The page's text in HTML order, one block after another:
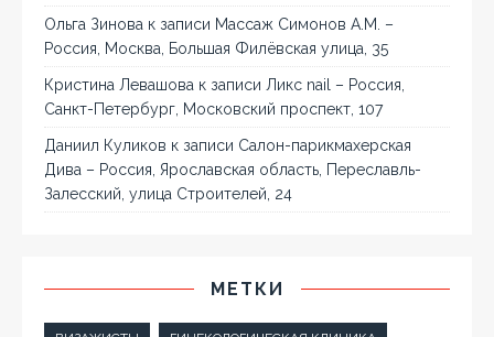
Ольга Зинова к записи Массаж Симонов А.М. –
Россия, Москва, Большая Филёвская улица, 35
Кристина Левашова к записи Ликс nail – Россия,
Санкт-Петербург, Московский проспект, 107
Даниил Куликов к записи Салон-парикмахерская
Дива – Россия, Ярославская область, Переславль-
Залесский, улица Строителей, 24
МЕТКИ